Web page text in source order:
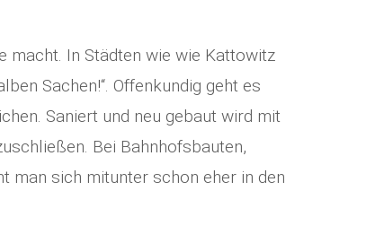
macht. In Städten wie wie Kattowitz
Sachen!“. Offenkundig geht es
Saniert und neu gebaut wird mit
Bei Bahnhofsbauten,
man sich mitunter schon eher in den